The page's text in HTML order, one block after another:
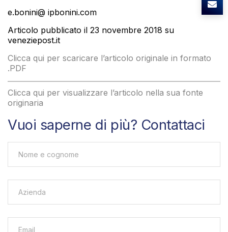
e.bonini@ ipbonini.com
Articolo pubblicato il 23 novembre 2018 su
veneziepost.it
Clicca qui per scaricare l’articolo originale in formato
.PDF
Clicca qui per visualizzare l’articolo nella sua fonte
originaria
Vuoi saperne di più? Contattaci